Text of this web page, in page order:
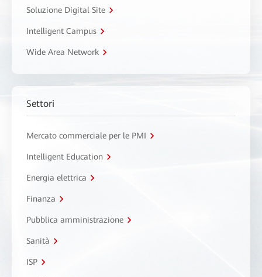
Soluzione Digital Site
Intelligent Campus
Wide Area Network
Settori
Mercato commerciale per le PMI
Intelligent Education
Energia elettrica
Finanza
Pubblica amministrazione
Sanità
ISP